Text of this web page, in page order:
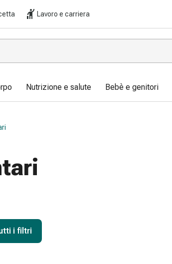
Lavoro e carriera
Nutrizione e salute Bebè e genitori
i filtri